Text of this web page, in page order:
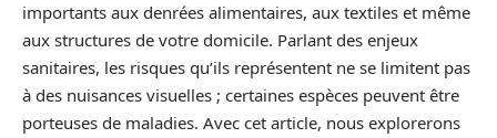
importants aux denrées alimentaires, aux textiles et même
aux structures de votre domicile. Parlant des enjeux
sanitaires, les risques qu’ils représentent ne se limitent pas
à des nuisances visuelles ; certaines espèces peuvent être
porteuses de maladies. Avec cet article, nous explorerons